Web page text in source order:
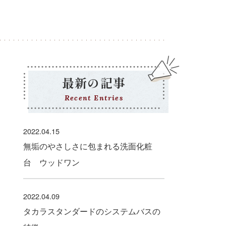
最新の記事
Recent Entries
2022.04.15
無垢のやさしさに包まれる洗面化粧
台 ウッドワン
2022.04.09
タカラスタンダードのシステムバスの